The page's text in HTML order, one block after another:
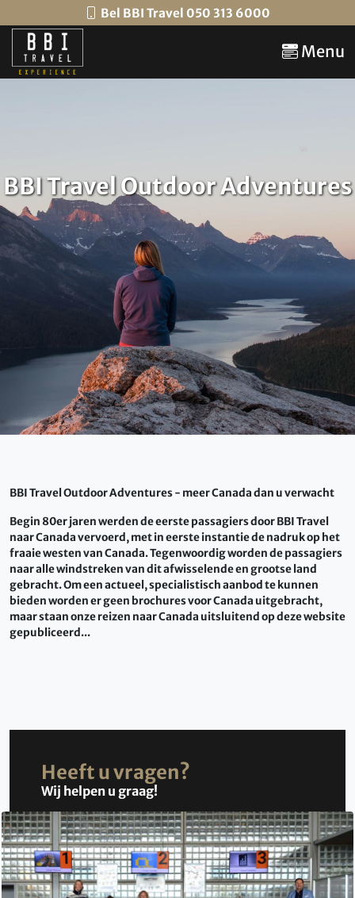
Bel BBI Travel 050 313 6000
Menu
BBI Travel Outdoor Adventures
BBI Travel Outdoor Adventures - meer Canada dan u verwacht
Begin 80er jaren werden de eerste passagiers door BBI Travel
naar Canada vervoerd, met in eerste instantie de nadruk op het
fraaie westen van Canada. Tegenwoordig worden de passagiers
naar alle windstreken van dit afwisselende en grootse land
gebracht. Om een actueel, specialistisch aanbod te kunnen
bieden worden er geen brochures voor Canada uitgebracht,
maar staan onze reizen naar Canada uitsluitend op deze website
gepubliceerd...
Heeft u vragen?
Wij helpen u graag!